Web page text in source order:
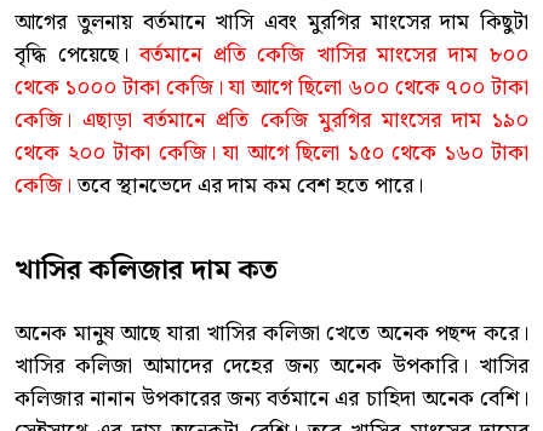
আগের তুলনায় বর্তমানে খাসি এবং মুরগির মাংসের দাম কিছুটা
বৃদ্ধি পেয়েছে।বর্তমানে প্রতি কেজি খাসির মাংসের দাম ৮০০
থেকে ১০০০ টাকা কেজি। যা আগে ছিলো ৬০০ থেকে ৭০০ টাকা
কেজি। এছাড়া বর্তমানে প্রতি কেজি মুরগির মাংসের দাম ১৯০
থেকে ২০০ টাকা কেজি। যা আগে ছিলো ১৫০ থেকে ১৬০ টাকা
কেজি।তবে স্থানভেদে এর দাম কম বেশ হতে পারে।
খাসির কলিজার দাম কত
অনেক মানুষ আছে যারা খাসির কলিজা খেতে অনেক পছন্দ করে।
খাসির কলিজা আমাদের দেহের জন্য অনেক উপকারি। খাসির
কলিজার নানান উপকারের জন্য বর্তমানে এর চাহিদা অনেক বেশি।